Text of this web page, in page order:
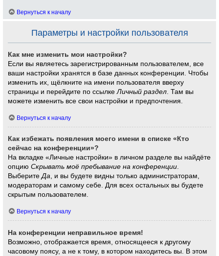
Вернуться к началу
Параметры и настройки пользователя
Как мне изменить мои настройки?
Если вы являетесь зарегистрированным пользователем, все
ваши настройки хранятся в базе данных конференции. Чтобы
изменить их, щёлкните на имени пользователя вверху
страницы и перейдите по ссылкеЛичный раздел . Там вы
можете изменить все свои настройки и предпочтения.
Вернуться к началу
Как избежать появления моего имени в списке «Кто
сейчас на конференции»?
На вкладке «Личные настройки» в личном разделе вы найдёте
опциюСкрывать моё пребывание на конференции.
ВыберитеДа, и вы будете видны только администраторам,
модераторам и самому себе. Для всех остальных вы будете
скрытым пользователем.
Вернуться к началу
На конференции неправильное время!
Возможно, отображается время, относящееся к другому
часовому поясу, а не к тому, в котором находитесь вы. В этом